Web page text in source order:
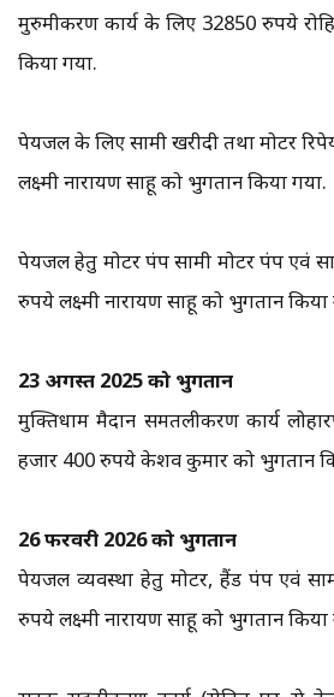
मुरुमीकरण कार्य के लिए 32850 रुपये
किया गया.
पेयजल के लिए सामग्री खरीदी तथा मोटर
लक्ष्मी नारायण साहू को भुगतान किया गया.
पेयजल हेतु मोटर पंप सामग्री मोटर पंप एवं
रुपये लक्ष्मी नारायण साहू को भुगतान किया
23 अगस्त 2025 को भुगतान
मुक्तिधाम मैदान समतलीकरण कार्य
हजार 400 रुपये केशव कुमार को भुगतान
26 फरवरी 2026 को भुगतान
पेयजल व्यवस्था हेतु मोटर, हैंड पंप एवं
रुपये लक्ष्मी नारायण साहू को भुगतान किया